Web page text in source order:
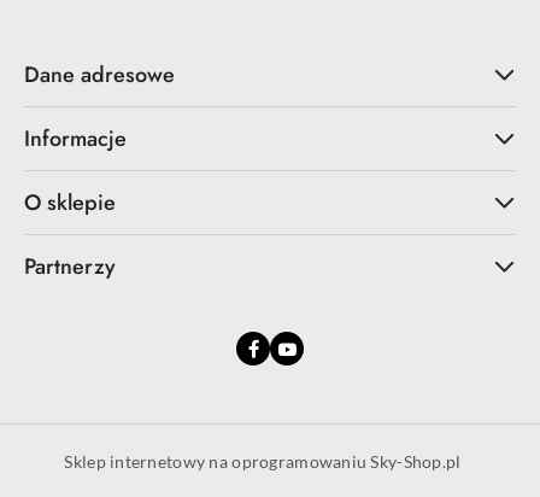
Dane adresowe
Informacje
O sklepie
Partnerzy
Sklep internetowy na oprogramowaniu Sky-Shop.pl